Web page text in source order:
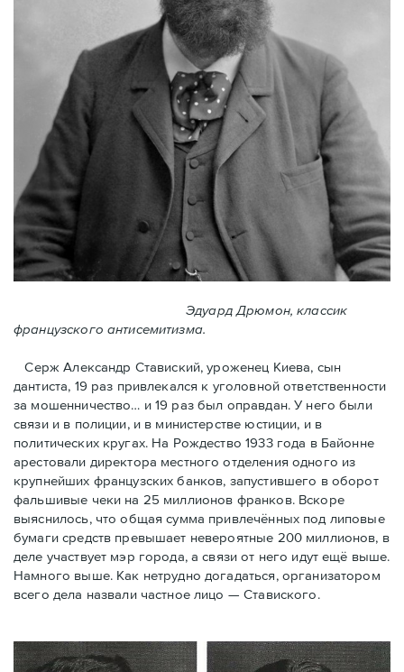
Эдуард Дрюмон, классик
французского антисемитизма.
Серж Александр Ставиский, уроженец Киева, сын
дантиста, 19 раз привлекался к уголовной ответственности
за мошенничество… и 19 раз был оправдан. У него были
связи и в полиции, и в министерстве юстиции, и в
политических кругах. На Рождество 1933 года в Байoнне
арестовали директора местного отделения одного из
крупнейших французских банков, запустившего в оборот
фальшивые чеки на 25 миллионов франков. Вскоре
выяснилось, что общая сумма привлечённых под липовые
бумаги средств превышает невероятные 200 миллионов, в
деле участвует мэр города, a связи от него идут ещё выше.
Намного выше. Как нетрудно догадаться, организатором
всего дела назвали частное лицо — Ставиского.